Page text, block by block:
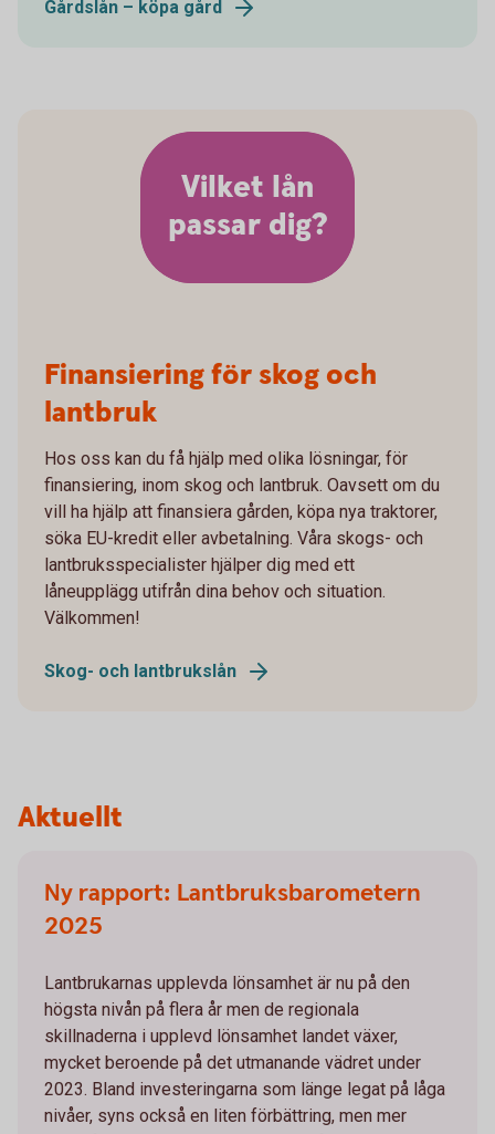
Gårdslån – köpa gård
Vilket lån
passar dig?
Finansiering för skog och
lantbruk
Hos oss kan du få hjälp med olika lösningar, för
finansiering, inom skog och lantbruk. Oavsett om du
vill ha hjälp att finansiera gården, köpa nya traktorer,
söka EU-kredit eller avbetalning. Våra skogs- och
lantbruksspecialister hjälper dig med ett
låneupplägg utifrån dina behov och situation.
Välkommen!
Skog- och lantbrukslån
Aktuellt
Ny rapport: Lantbruksbarometern
2025
Lantbrukarnas upplevda lönsamhet är nu på den
högsta nivån på flera år men de regionala
skillnaderna i upplevd lönsamhet landet växer,
mycket beroende på det utmanande vädret under
2023. Bland investeringarna som länge legat på låga
nivåer, syns också en liten förbättring, men mer